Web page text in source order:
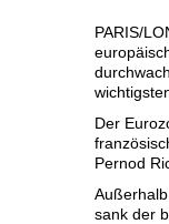
PARIS/
Der
Pernod
sank der